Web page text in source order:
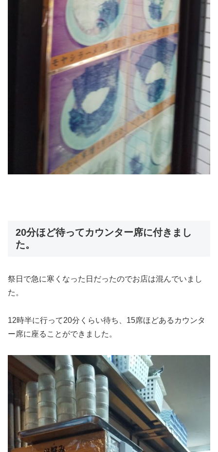
20分ほど待ってカウンター席に付きまし
た。
祭日で急に寒くなった日だったのでお店は混んでいまし
た。
12時半に行って20分くらい待ち、15席ほどあるカウンタ
ー席に座ることができました。